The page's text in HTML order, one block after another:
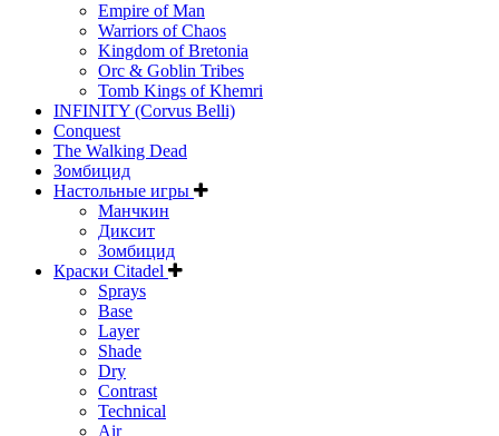
Empire of Man
Warriors of Chaos
Kingdom of Bretonia
Orc & Goblin Tribes
Tomb Kings of Khemri
INFINITY (Corvus Belli)
Conquest
The Walking Dead
Зомбицид
Настольные игры
Манчкин
Диксит
Зомбицид
Краски Citadel
Sprays
Base
Layer
Shade
Dry
Contrast
Technical
Air